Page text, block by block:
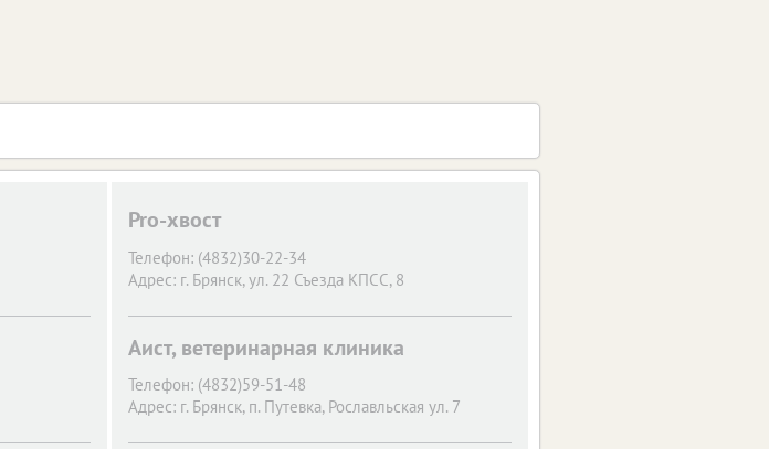
Pro-хвост
Телефон: (4832)30-22-34
Адрес: г. Брянск, ул. 22 Съезда КПСС, 8
Аист, ветеринарная клиника
Телефон: (4832)59-51-48
Адрес: г. Брянск, п. Путевка, Рославльская ул. 7